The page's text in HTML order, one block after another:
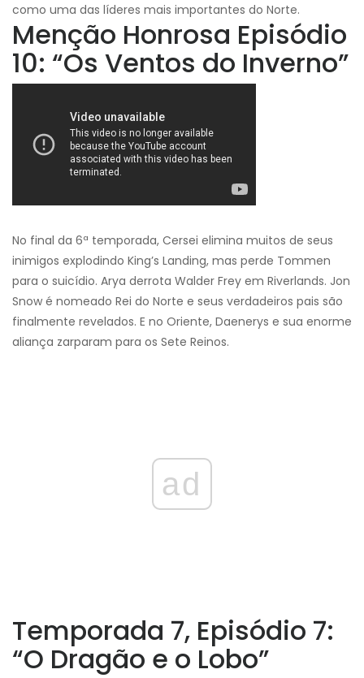
como uma das líderes mais importantes do Norte.
Menção Honrosa Episódio
10: “Os Ventos do Inverno”
No final da 6ª temporada, Cersei elimina muitos de seus
inimigos explodindo King’s Landing, mas perde Tommen
para o suicídio. Arya derrota Walder Frey em Riverlands. Jon
Snow é nomeado Rei do Norte e seus verdadeiros pais são
finalmente revelados. E no Oriente, Daenerys e sua enorme
aliança zarparam para os Sete Reinos.
ad
Temporada 7, Episódio 7:
“O Dragão e o Lobo”